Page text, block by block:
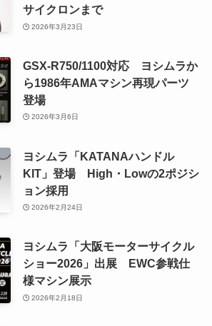
サイクロンまで
2026年3月23日
GSX-R750/1100対応 ヨシムラか
ら1986年AMAマシン再現パーツ
登場
2026年3月6日
ヨシムラ「KATANAハンドル
KIT」登場 High・Lowの2ポジシ
ョン採用
2026年2月24日
ヨシムラ「大阪モーターサイクル
ショー2026」出展 EWC参戦仕
様マシン展示
2026年2月18日